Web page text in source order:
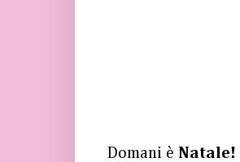
Domani è Natale!